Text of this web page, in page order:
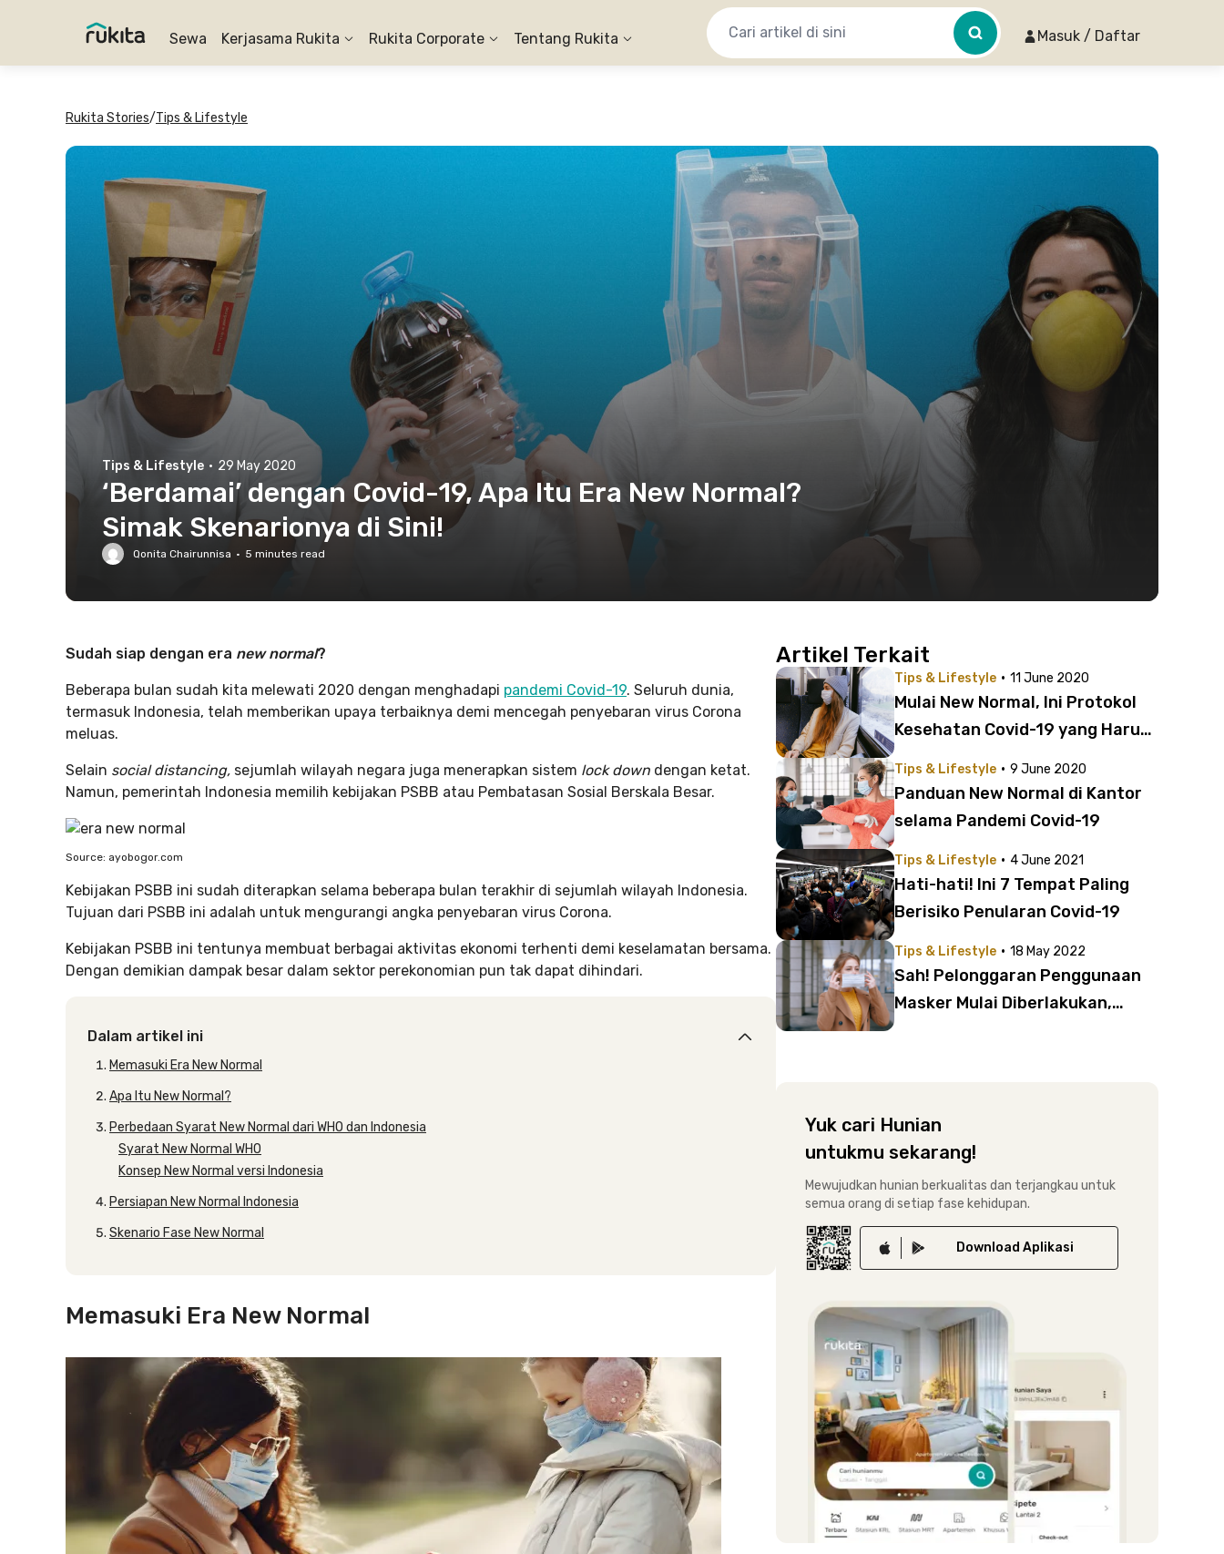
Sewa Kerjasama Rukita Rukita Corporate Tentang Rukita Masuk / Daftar
Rukita Stories/Tips & Lifestyle
Tips & Lifestyle · 29 May 2020
‘Berdamai’ dengan Covid-19, Apa Itu Era New Normal?
Simak Skenarionya di Sini!
Qonita Chairunnisa · 5 minutes read
Sudah siap dengan era new normal?
Beberapa bulan sudah kita melewati 2020 dengan menghadapi pandemi Covid-19. Seluruh dunia,
termasuk Indonesia, telah memberikan upaya terbaiknya demi mencegah penyebaran virus Corona
meluas.
Selain social distancing, sejumlah wilayah negara juga menerapkan sistem lock down dengan ketat.
Namun, pemerintah Indonesia memilih kebijakan PSBB atau Pembatasan Sosial Berskala Besar.
Source: ayobogor.com
Kebijakan PSBB ini sudah diterapkan selama beberapa bulan terakhir di sejumlah wilayah Indonesia.
Tujuan dari PSBB ini adalah untuk mengurangi angka penyebaran virus Corona.
Kebijakan PSBB ini tentunya membuat berbagai aktivitas ekonomi terhenti demi keselamatan bersama.
Dengan demikian dampak besar dalam sektor perekonomian pun tak dapat dihindari.
Dalam artikel ini
Memasuki Era New Normal
Apa Itu New Normal?
Perbedaan Syarat New Normal dari WHO dan Indonesia
Syarat New Normal WHO
Konsep New Normal versi Indonesia
Persiapan New Normal Indonesia
Skenario Fase New Normal
Memasuki Era New Normal
Artikel Terkait
Tips & Lifestyle · 11 June 2020
Mulai New Normal, Ini Protokol
Kesehatan Covid-19 yang Harus
Tips & Lifestyle · 9 June 2020
Panduan New Normal di Kantor
selama Pandemi Covid-19
Tips & Lifestyle · 4 June 2021
Hati-hati! Ini 7 Tempat Paling
Berisiko Penularan Covid-19
Tips & Lifestyle · 18 May 2022
Sah! Pelonggaran Penggunaan
Masker Mulai Diberlakukan,
Yuk cari Hunian
untukmu sekarang!
Mewujudkan hunian berkualitas dan terjangkau untuk
semua orang di setiap fase kehidupan.
Download Aplikasi